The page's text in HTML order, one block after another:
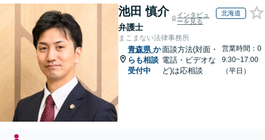
池田 慎介
弁護士
インタビュ
ーを見る
北海道
まこまない法律事務所
青森県 か
らも相談
受付中
面談方法(対面・
電話・ビデオな
ど)は応相談
営業時間：0
9:30~17:00
（平日）